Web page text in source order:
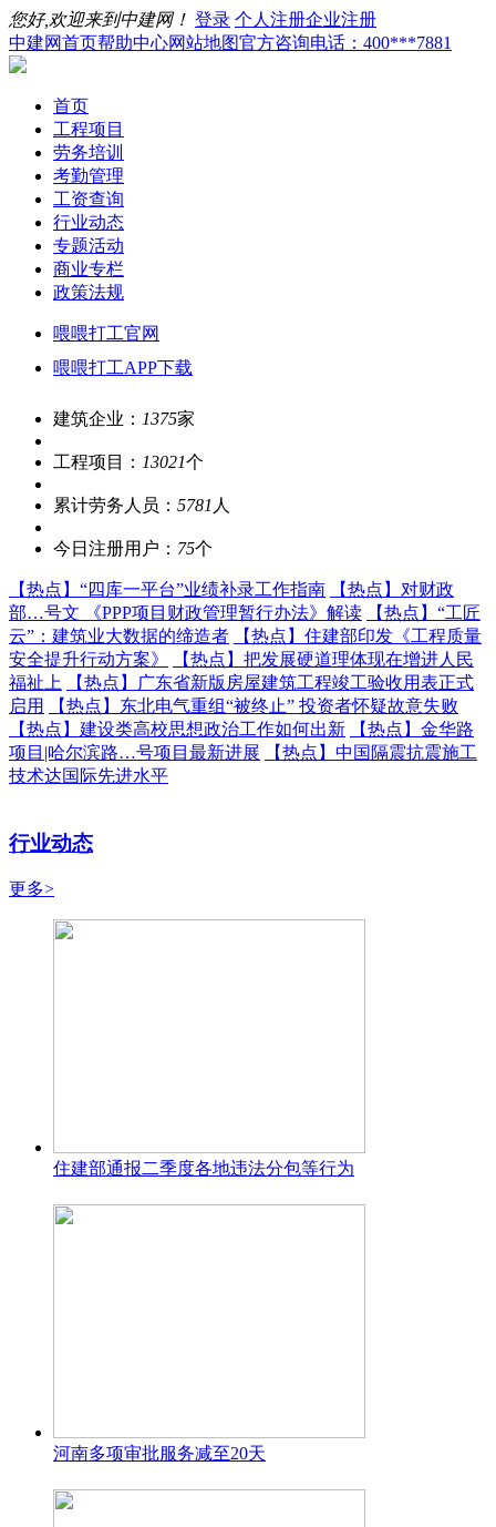
您好,欢迎来到中建网！ 登录 个人注册企业注册
中建网首页帮助中心网站地图官方咨询电话：400***7881
首页
工程项目
劳务培训
考勤管理
工资查询
行业动态
专题活动
商业专栏
政策法规
喂喂打工官网
喂喂打工APP下载
建筑企业： 1375家
工程项目： 13021个
累计劳务人员： 5781 人
今日注册用户： 75个
【热点】 “四库一平台”业绩补录工作指南 【热点】 对财政
部…号文 《PPP项目财政管理暂行办法》解读
【热点】 “工匠
云”：建筑业大数据的缔造者
【热点】 住建部印发《工程质量
安全提升行动方案》
【热点】 把发展硬道理体现在增进人民
福祉上
【热点】
广东省新版房屋建筑工程竣工验收用表正式
启用
【热点】 东北电气重组“被终止” 投资者怀疑故意失败
【热点】 建设类高校思想政治工作如何出新 【热点】 金华路
项目|哈尔滨路…号项目最新进展
【热点】 中国隔震抗震施工
技术达国际先进水平
行业动态
更多>
住建部通报二季度各地违法分包等行为
河南多项审批服务减至20天